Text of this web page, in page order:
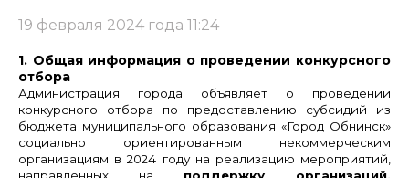
19 февраля 2024 года 11:24
1. Общая информация о проведении конкурсного
отбора
Администрация города объявляет о проведении
конкурсного отбора по предоставлению субсидий из
бюджета муниципального образования «Город Обнинск»
социально ориентированным некоммерческим
организациям в 2024 году на реализацию мероприятий,